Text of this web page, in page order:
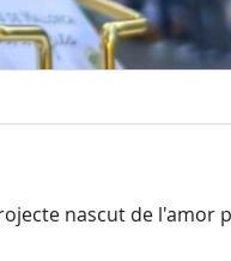
nascut de l'amor